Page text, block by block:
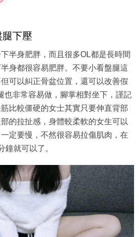
下壓
半身肥胖，而且很多OL都是長時間
身都很容易肥胖。不要小看盤腿這
可以糾正骨盆位置，還可以改善假
也非常容易做，腳掌相對坐下，謹記
比較僵硬的女士其實只要伸直背部
的拉扯感，身體較柔軟的女生可以
定要慢，不然很容易拉傷肌肉，在
鐘就可以了。